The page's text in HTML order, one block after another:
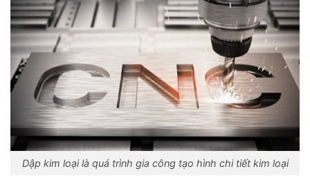
Dập kim loại là quá trình gia công tạo hình chi tiết kim loại